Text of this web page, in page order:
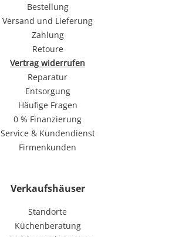
Bestellung
Versand und Lieferung
Zahlung
Retoure
Vertrag widerrufen
Reparatur
Entsorgung
Häufige Fragen
0 % Finanzierung
Service & Kundendienst
Firmenkunden
Verkaufshäuser
Standorte
Küchenberatung